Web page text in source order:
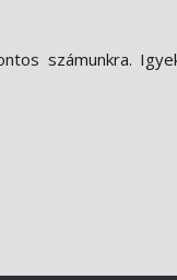
számunkra.